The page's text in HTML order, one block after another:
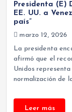
Presidenta (E)
EE. UU. a
país”
marzo 12, 2026
La presidenta
afirmó que el
Unidos
normalización de